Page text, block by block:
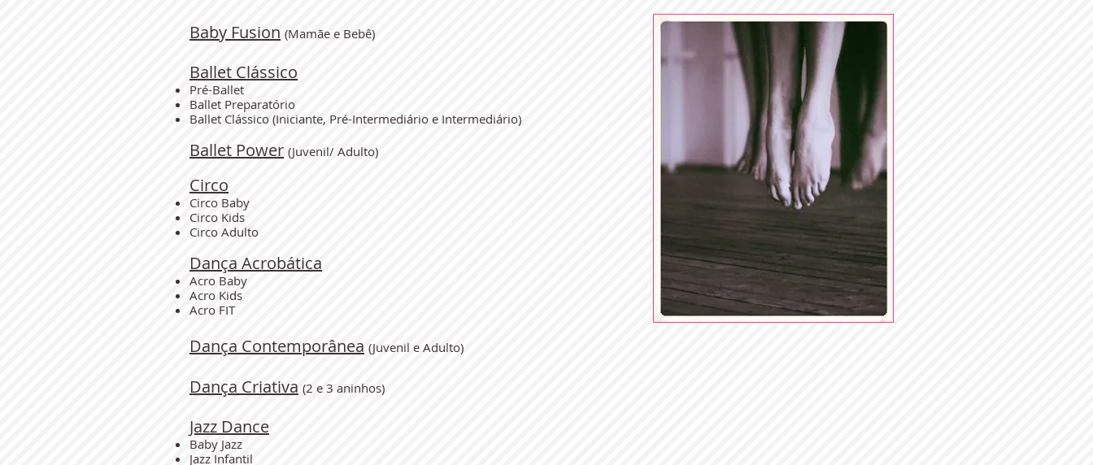
Baby Fusion (Mamãe e Bebê)
Ballet Clássico
Pré-Ballet
Ballet Preparatório
Ballet Clássico (Iniciante, Pré-Intermediário e Intermediário)
Ballet Power ​(Juvenil/ Adulto)
Circo
Circo Baby
Circo Kids
Circo Adulto
Dança Acrobática
Acro Baby
Acro Kids
Acro FIT
Dança Contemporânea (Juvenil e Adulto)
Dança Criativa (2 e 3 aninhos)
Jazz Dance
Baby Jazz
Jazz Infantil